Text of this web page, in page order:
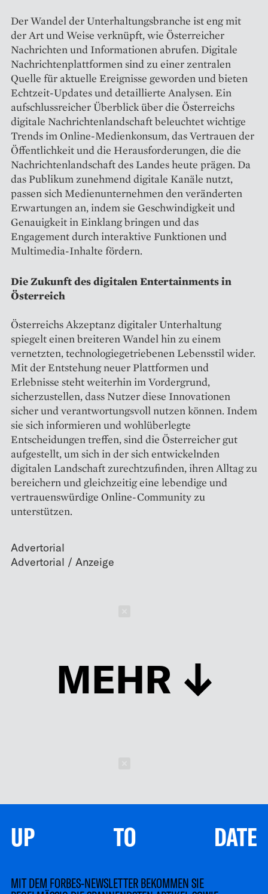
Der Wandel der Unterhaltungsbranche ist eng mit
der Art und Weise verknüpft, wie Österreicher
Nachrichten und Informationen abrufen. Digitale
Nachrichtenplattformen sind zu einer zentralen
Quelle für aktuelle Ereignisse geworden und bieten
Echtzeit-Updates und detaillierte Analysen. Ein
aufschlussreicher Überblick über die Österreichs
digitale Nachrichtenlandschaft beleuchtet wichtige
Trends im Online-Medienkonsum, das Vertrauen der
Öffentlichkeit und die Herausforderungen, die die
Nachrichtenlandschaft des Landes heute prägen. Da
das Publikum zunehmend digitale Kanäle nutzt,
passen sich Medienunternehmen den veränderten
Erwartungen an, indem sie Geschwindigkeit und
Genauigkeit in Einklang bringen und das
Engagement durch interaktive Funktionen und
Multimedia-Inhalte fördern.
Die Zukunft des digitalen Entertainments in
Österreich
Österreichs Akzeptanz digitaler Unterhaltung
spiegelt einen breiteren Wandel hin zu einem
vernetzten, technologiegetriebenen Lebensstil wider.
Mit der Entstehung neuer Plattformen und
Erlebnisse steht weiterhin im Vordergrund,
sicherzustellen, dass Nutzer diese Innovationen
sicher und verantwortungsvoll nutzen können. Indem
sie sich informieren und wohlüberlegte
Entscheidungen treffen, sind die Österreicher gut
aufgestellt, um sich in der sich entwickelnden
digitalen Landschaft zurechtzufinden, ihren Alltag zu
bereichern und gleichzeitig eine lebendige und
vertrauenswürdige Online-Community zu
unterstützen.
Advertorial
MEHR
UP TO DATE
MIT DEM FORBES-NEWSLETTER BEKOMMEN SIE